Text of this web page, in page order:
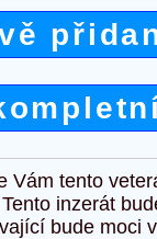
Vám tento
inzerát
bude moci